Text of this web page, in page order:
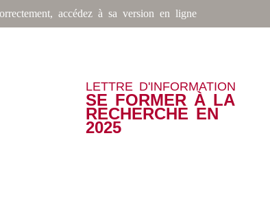
accédez à sa version en ligne
LETTRE D'INFORMATION
SE FORMER À LA
RECHERCHE EN
2025